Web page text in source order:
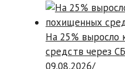
На 25% выросло
средств через
09.08.2026/